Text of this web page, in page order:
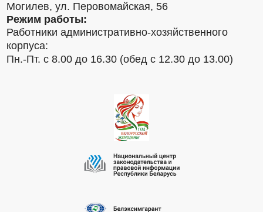
Могилев, ул. Перовомайская, 56
Режим работы:
Работники административно-хозяйственного
корпуса:
Пн.-Пт. с 8.00 до 16.30 (обед с 12.30 до 13.00)